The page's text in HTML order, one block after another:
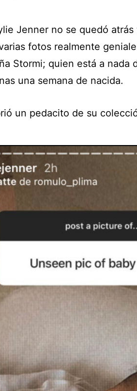
Jenner no se quedó
fotos realmente
Stormi; quien está a nada
una semana de nacida.
un pedacito de su